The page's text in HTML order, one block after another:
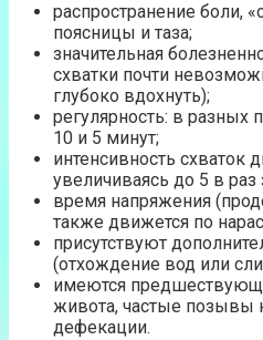
распространение боли,
поясницы и таза;
значительная
схватки почти
глубоко вдохнуть);
регулярность: в разных
10 и 5 минут;
интенсивность схваток
увеличиваясь до 5 в раз
время напряжения
также движется по
присутствуют
(отхождение вод или
имеются
живота, частые позывы
дефекации.